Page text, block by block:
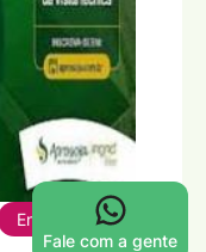
Entretenimento
Fale com a gente